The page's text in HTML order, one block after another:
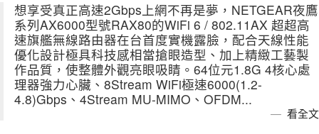
想享受真正高速2Gbps上網不再是夢，NETGEAR夜鷹
系列AX6000型號RAX80的WiFi 6 / 802.11AX 超超高
速旗艦無線路由器在台首度實機露臉，配合天線性能
優化設計極具科技感相當搶眼造型、加上精緻工藝製
作品質，使整體外觀亮眼吸睛。64位元1.8G 4核心處
理器強力心臟、8Stream WiFi極速6000(1.2-
4.8)Gbps、4Stream MU-MIMO、OFDM...
看全文